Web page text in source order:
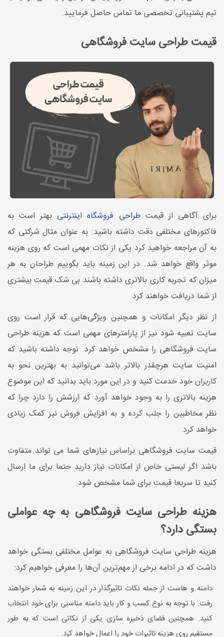
تیم پشتیبانی تخصصی ما تماس حاصل فرمایید.
قیمت طراحی سایت فروشگاهی
برای آگاهی از قیمتطراحی فروشگاه اینترنتی بهتر است به
فاکتورهای مختلفی دقت داشته باشید. به عنوان مثال شرکتی که
به آن مراجعه خواهید کرد یکی از نکات مهمی است که روی هزینه
موثر واقع خواهد شد. در این زمینه باید بگوییم طراحان به هر
میزان که تجربه کاری بالاتری داشته باشند بی شک قیمت بیشتری
از شما دریافت خواهند کرد.
از نظر دیگر امکانات و همچنین ویژگی‌هایی که قرار است روی
سایت تعبیه شود نیز از پارامترهای مهمی است که هزینه طراحی
سایت فروشگاهی را مشخص خواهد کرد. توجه داشته باشید که
امنیت سایت هرچقدر بالاتر باشد می‌توانید به بهترین نحو به
کاربران خود خدمت کنید و در این مورد باید بدانید که این موضوع
هزینه بالاتری را به وجود خواهد آورد که ارزشش را دارد چرا که
نظر مخاطبین را جلب کرده و به افزایش فروش نیز کمک زیادی
خواهد کرد.
قیمت سایت فروشگاهی براساس نیازهای شما می تواند متفاوت
باشد اگر لیستی خاص از امکانات نیاز دارید حتما برای ما ارسال
کنید تا سریعا قیمت برای شما مشخص شود.
هزینه طراحی سایت فروشگاهی به چه عواملی
بستگی دارد؟
هزینه طراحی سایت فروشگاهی به عوامل مختلفی بستگی خواهد
داشت که در ادامه برخی از مهم‌ترین آن‌ها را معرفی خواهیم کرد:
دامنه و هاست از جمله نکات تاثیرگذار در این زمینه به شمار خواهند
رفت. با توجه به نوع کسب و کار باید دامنه مناسبی برای خود انتخاب
کنید. همچنین فضای ذخیره سازی یکی از نکاتی است که به طور
مستقیم روی هزینه تاثیرات خود را اعمال خواهد کرد.